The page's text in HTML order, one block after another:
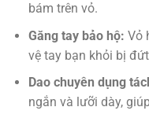
bám trên vỏ.
Găng tay bảo hộ: Vỏ
vệ tay bạn khỏi bị
Dao chuyên dụng
ngắn và lưỡi dày,